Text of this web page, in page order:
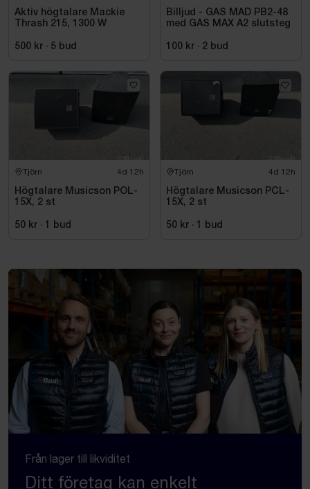
Aktiv högtalare Mackie
Thrash 215, 1300 W
500 kr · 5 bud
Billjud - GAS MAD PB2-48
med GAS MAX A2 slutsteg
100 kr · 2 bud
Tjörn 4d 12h
Högtalare Musicson POL-
15X, 2 st
50 kr · 1 bud
Tjörn 4d 12h
Högtalare Musicson PCL-
15X, 2 st
50 kr · 1 bud
Från lager till likviditet
Ditt företag kan enkelt